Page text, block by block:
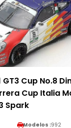
GT3 Cup No.8
Cup Italia
Spark
Modelos :992